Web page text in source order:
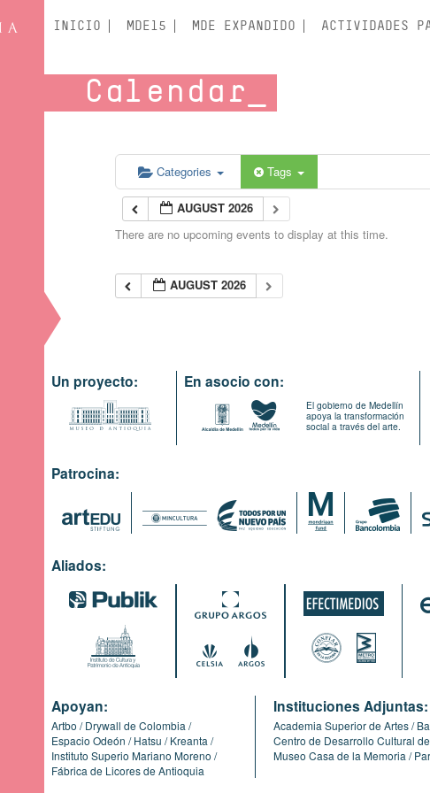
INICIO MDE15 MDE EXPANDIDO ACTIVIDADES
Calendar
Categories Tags
AUGUST 2026
There are no upcoming events to display at this time.
AUGUST 2026
Un proyecto: En asocio con:
El gobierno de Medellín
apoya la transformación
social a través del arte.
Patrocina:
Aliados:
Apoyan:
Artbo
Drywall de Colombia
Espacio Odeón
Hatsu
Kreanta
Instituto Superio Mariano Moreno
Fábrica de Licores de Antioquia
Instituciones Adjuntas:
Academia Superior de Artes
Centro de Desarrollo Cultural
Museo Casa de la Memoria